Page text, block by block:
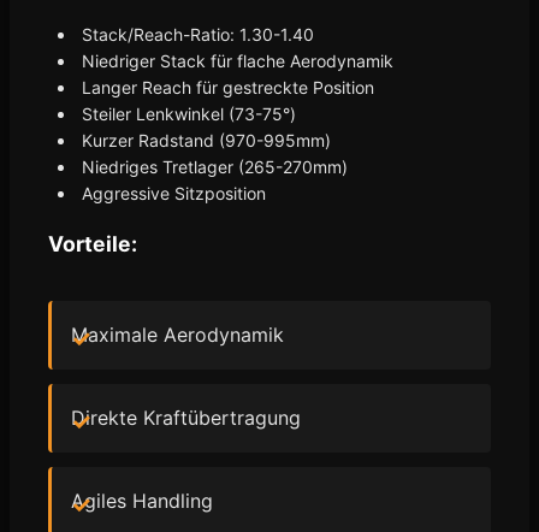
Stack/Reach-Ratio: 1.30-1.40
Niedriger Stack für flache Aerodynamik
Langer Reach für gestreckte Position
Steiler Lenkwinkel (73-75°)
Kurzer Radstand (970-995mm)
Niedriges Tretlager (265-270mm)
Aggressive Sitzposition
Vorteile:
Maximale Aerodynamik
Direkte Kraftübertragung
Agiles Handling